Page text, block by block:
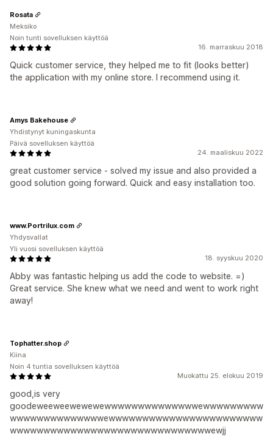
16. marraskuu 2018
Quick customer service, they helped me to fit (looks better)
the application with my online store. I recommend using it.
Rosata
Meksiko
Noin tunti sovelluksen käyttöä
24. maaliskuu 2022
great customer service - solved my issue and also provided a
good solution going forward. Quick and easy installation too.
Amys Bakehouse
Yhdistynyt kuningaskunta
Päivä sovelluksen käyttöä
18. syyskuu 2020
Abby was fantastic helping us add the code to website. =)
Great service. She knew what we need and went to work right
away!
www.Portrilux.com
Yhdysvallat
Yli vuosi sovelluksen käyttöä
Muokattu 25. elokuu 2019
good,is very
goodeweeweewewewewwwwwwwwwwwwwwewwwwwwwww
wwwwwwwwwwwwwwewwwwwwwwwwwwwwwwwwwwwww
wwwwwwwwwwwwwwwwwwwwwwwwwwwwwwewjj
Tophatter.shop
Kiina
Noin 4 tuntia sovelluksen käyttöä